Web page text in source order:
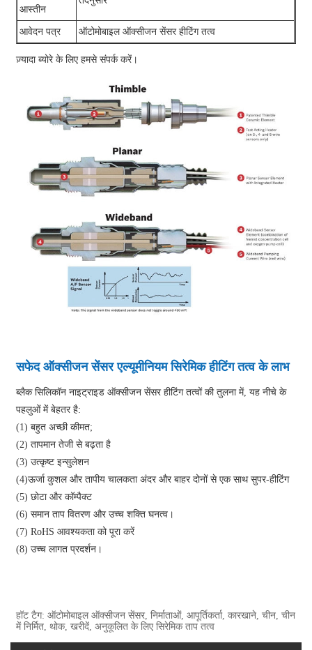
आस्तीन
आवेदन पत्र ऑटोमोबाइल ऑक्सीजन सेंसर हीटिंग तत्व
ज़्यादा ब्योरे के लिए हमसे संपर्क करें।
सफेद ऑक्सीजन सेंसर एल्यूमीनियम सिरेमिक हीटिंग तत्व के लाभ
ब्लैक सिलिकॉन नाइट्राइड ऑक्सीजन सेंसर हीटिंग तत्वों की तुलना में, यह नीचे के
पहलुओं में बेहतर है:
(1) बहुत अच्छी कीमत;
(2) तापमान तेजी से बढ़ता है
(3) उत्कृष्ट इन्सुलेशन
(4)ऊर्जा कुशल और तापीय चालकता अंदर और बाहर दोनों से एक साथ सुपर-हीटिंग
(5) छोटा और कॉम्पैक्ट
(6) समान ताप वितरण और उच्च शक्ति घनत्व।
(7) RoHS आवश्यकता को पूरा करें
(8) उच्च लागत प्रदर्शन।
हॉट टैग: ऑटोमोबाइल ऑक्सीजन सेंसर, निर्माताओं, आपूर्तिकर्ता, कारखाने, चीन, चीन
में निर्मित, थोक, खरीदें, अनुकूलित के लिए सिरेमिक ताप तत्व